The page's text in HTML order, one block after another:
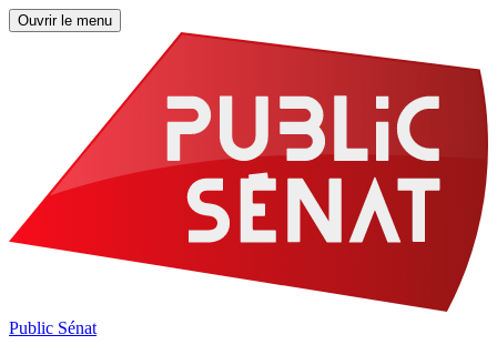
Ouvrir le menu
Public Sénat